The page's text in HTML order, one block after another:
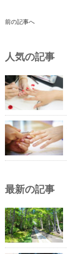
前の記事へ
人気の記事
最新の記事